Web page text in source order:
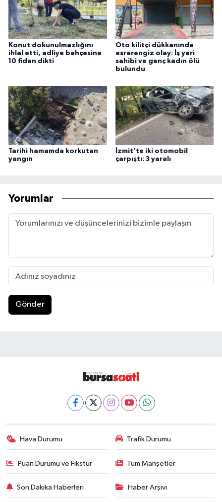
Konut dokunulmazlığını
ihlal etti, adliye bahçesine
10 fidan dikti
Oto kilitçi dükkanında
esrarengiz olay: İş yeri
sahibi ve genç kadın ölü
bulundu
Tarihi hamamda korkutan
yangın
İzmit'te iki otomobil
çarpıştı: 3 yaralı
Yorumlar
Gönder
Hava Durumu Trafik Durumu
Puan Durumu ve Fikstür Tüm Manşetler
Son Dakika Haberleri Haber Arşivi